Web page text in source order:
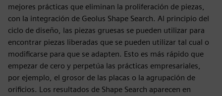
mejores prácticas que eliminan la proliferación de piezas,
con la integración de Geolus Shape Search. Al principio del
ciclo de diseño, las piezas gruesas se pueden utilizar para
encontrar piezas liberadas que se pueden utilizar tal cual o
modificarse para que se adapten. Esto es más rápido que
empezar de cero y perpetúa las prácticas empresariales,
por ejemplo, el grosor de las placas o la agrupación de
orificios. Los resultados de Shape Search aparecen en